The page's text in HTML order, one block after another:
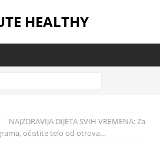
HEALTHY
NAJZDRAVIJA DIJETA SVIH VREMENA: Za
očistite telo od otrova…